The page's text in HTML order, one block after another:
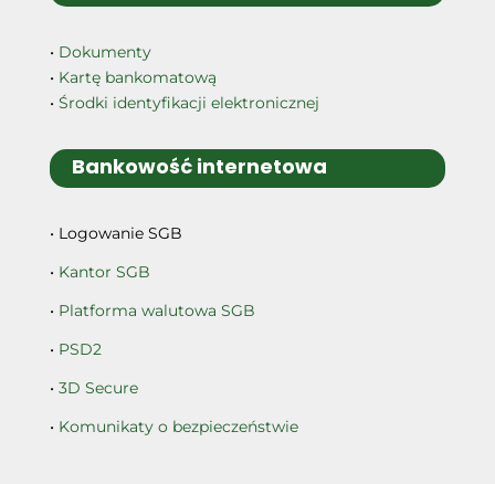
• Dokumenty
• Kartę bankomatową
• Środki identyfikacji elektronicznej
Bankowość internetowa
• Logowanie SGB
• Kantor SGB
• Platforma walutowa SGB
• PSD2
• 3D Secure
• Komunikaty o bezpieczeństwie